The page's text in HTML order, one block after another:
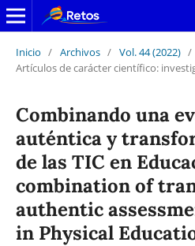
Inicio / Archivos / Vol. 44 (2022) /
Artículos de carácter científico:
Combinando una
auténtica y
de las TIC en
combination of
authentic
in Physical